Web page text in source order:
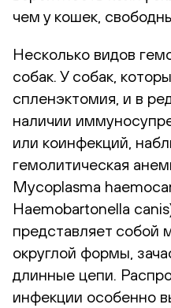
чем у кошек,
Несколько видов
собак. У собак,
спленэктомия, и в
наличии
или коинфекций,
гемолитическая
Mycoplasma
Haemobartonella
представляет собой
округлой формы,
длинные цепи.
инфекции особенно